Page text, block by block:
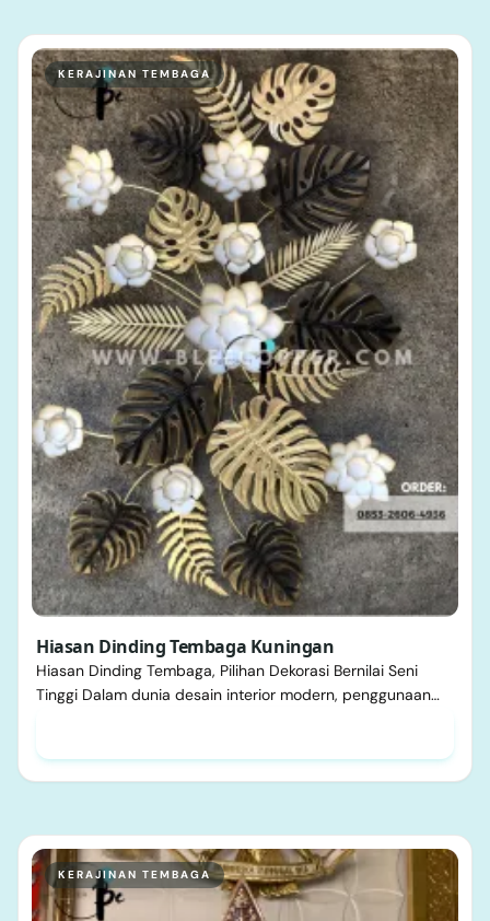
KERAJINAN TEMBAGA
Hiasan Dinding Tembaga Kuningan
Hiasan Dinding Tembaga, Pilihan Dekorasi Bernilai Seni
Tinggi Dalam dunia desain interior modern, penggunaan…
KERAJINAN TEMBAGA